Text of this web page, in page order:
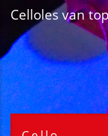
Celloles van